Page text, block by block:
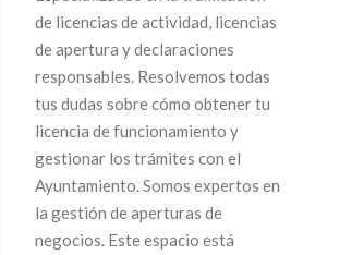
de licencias de actividad, licencias
de apertura y declaraciones
responsables. Resolvemos todas
tus dudas sobre cómo obtener tu
licencia de funcionamiento y
gestionar los trámites con el
Ayuntamiento. Somos expertos en
la gestión de aperturas de
negocios. Este espacio está